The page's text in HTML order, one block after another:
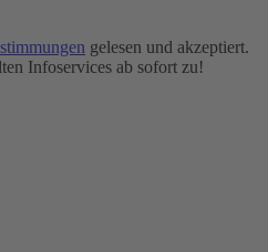
gelesen und akzeptiert.
Infoservices ab sofort zu!